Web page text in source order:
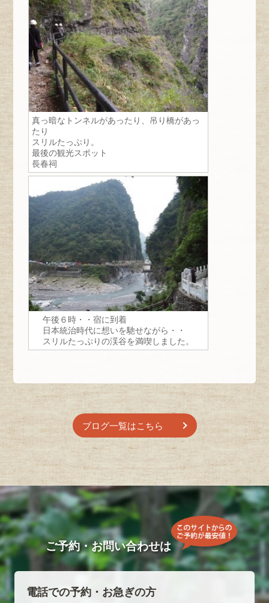
真っ暗なトンネルがあったり、吊り橋があっ
たり
スリルたっぷり。
最後の観光スポット
長春祠
午後６時・・宿に到着
日本統治時代に想いを馳せながら・・
スリルたっぷりの渓谷を満喫しました。
ブログ一覧はこちら
ご予約・お問い合わせは
電話での予約・お急ぎの方